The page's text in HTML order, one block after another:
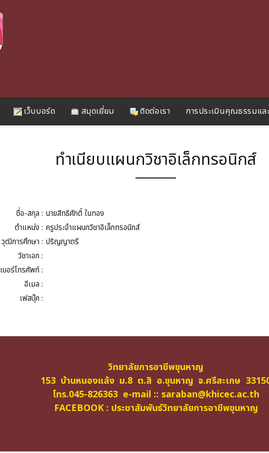
เว็บบอร์ด สมุดเยี่ยม ติดต่อเรา การประเมินคุณธรรมแล
ทำเนียบแผนกวิชาอิเล็กทรอนิกส์
ชื่อ-สกุล : นายสิทธิศักดิ์ ในทอง
ตำแหน่ง : ครูประจำแผนกวิชาอิเล็กทรอนิกส์
วุฒิการศึกษา : ปริญญาตรี
วิชาเอก :
เบอร์โทรศัพท์ :
อีเมล :
เฟสบุ๊ค :
วิทยาลัยการอาชีพขุนหาญ
153 บ้านหนองแล้ง ม.8 ต.สิ อ.ขุนหาญ จ.ศรีสะเกษ
โทร.045-826363 e-mail :: saraban@khicec.ac.th
FACEBOOK : ประชาสัมพันธ์วิทยาลัยการอาชีพขุนหาญ